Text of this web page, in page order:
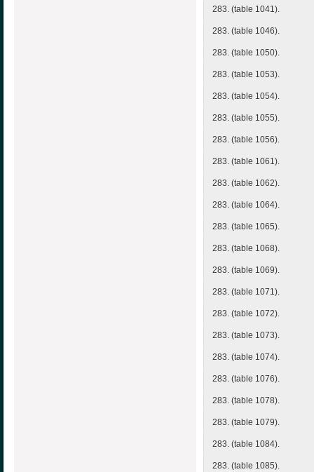
283. (table 1041).
283. (table 1046).
283. (table 1050).
283. (table 1053).
283. (table 1054).
283. (table 1055).
283. (table 1056).
283. (table 1061).
283. (table 1062).
283. (table 1064).
283. (table 1065).
283. (table 1068).
283. (table 1069).
283. (table 1071).
283. (table 1072).
283. (table 1073).
283. (table 1074).
283. (table 1076).
283. (table 1078).
283. (table 1079).
283. (table 1084).
283. (table 1085).